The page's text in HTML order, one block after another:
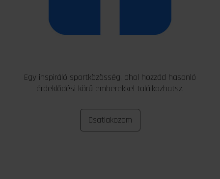
Egy inspiráló sportközösség, ahol hozzád hasonló
érdeklődési körű emberekkel találkozhatsz.
Csatlakozom